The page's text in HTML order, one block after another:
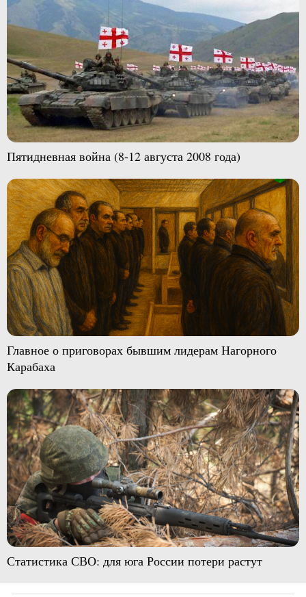
Пятидневная война (8-12 августа 2008 года)
Главное о приговорах бывшим лидерам Нагорного
Карабаха
Статистика СВО: для юга России потери растут